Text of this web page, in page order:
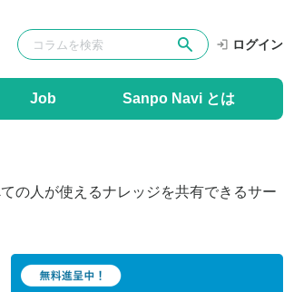
ログイン
Job Sanpo Navi とは
の人が使えるナレッジを共有できるサー